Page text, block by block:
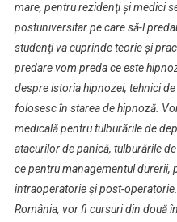
mare, pentru rezidenţi şi medici
postuniversitar pe care să-l
studenţi va cuprinde teorie şi
predare vom preda ce este
despre istoria hipnozei, tehnici
folosesc în starea de hipnoză.
medicală pentru tulburările de
atacurilor de panică, tulburările
ce pentru managementul durerii,
intraoperatorie şi post-
România, vor fi cursuri din două